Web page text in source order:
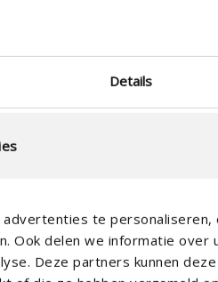
Details
te
Ook delen we informatie
Deze partners kunnen
(%)